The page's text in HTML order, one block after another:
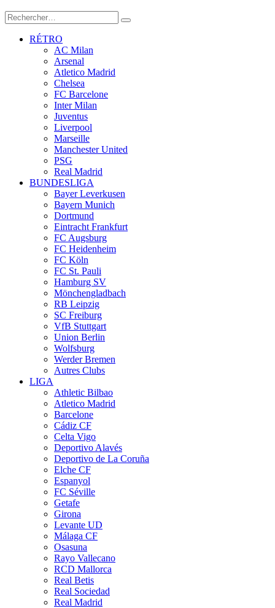
RÉTRO
AC Milan
Arsenal
Atletico Madrid
Chelsea
FC Barcelone
Inter Milan
Juventus
Liverpool
Marseille
Manchester United
PSG
Real Madrid
BUNDESLIGA
Bayer Leverkusen
Bayern Munich
Dortmund
Eintracht Frankfurt
FC Augsburg
FC Heidenheim
FC Köln
FC St. Pauli
Hamburg SV
Mönchengladbach
RB Leipzig
SC Freiburg
VfB Stuttgart
Union Berlin
Wolfsburg
Werder Bremen
Autres Clubs
LIGA
Athletic Bilbao
Atletico Madrid
Barcelone
Cádiz CF
Celta Vigo
Deportivo Alavés
Deportivo de La Coruña
Elche CF
Espanyol
FC Séville
Getafe
Girona
Levante UD
Málaga CF
Osasuna
Rayo Vallecano
RCD Mallorca
Real Betis
Real Sociedad
Real Madrid